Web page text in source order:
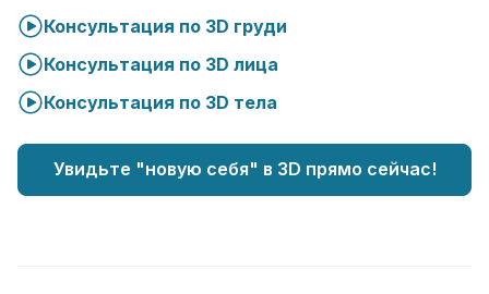
Консультация по 3D груди
Консультация по 3D лица
Консультация по 3D тела
Увидьте "новую себя" в 3D прямо сейчас!